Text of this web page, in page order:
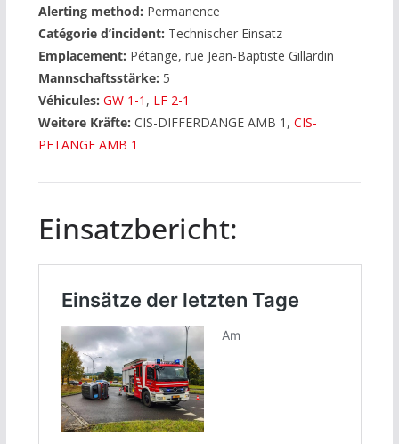
Alerting method: Permanence
Catégorie d’incident: Technischer Einsatz
Emplacement: Pétange, rue Jean-Baptiste Gillardin
Mannschaftsstärke: 5
Véhicules: GW 1-1 , LF 2-1
Weitere Kräfte: CIS-DIFFERDANGE AMB 1, CIS-
PETANGE AMB 1
Einsatzbericht: